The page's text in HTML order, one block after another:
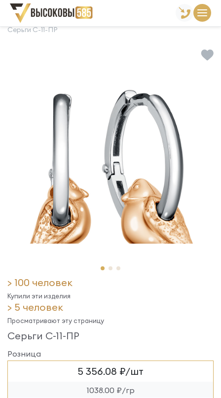
Главная Склад готовой продукции
Серьги С-11-ПР
> 100 человек
Купили эти изделия
> 5 человек
Просматривают эту страницу
Серьги С-11-ПР
Розница
5 356.08 ₽/шт
1038.00 ₽/гр